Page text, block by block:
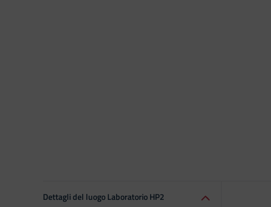
Dettagli del luogo Laboratorio HP2